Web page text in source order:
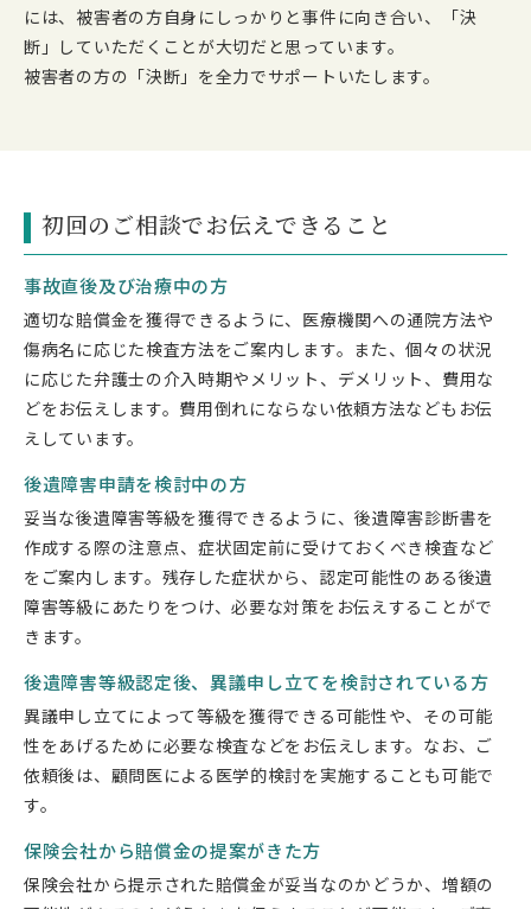
には、被害者の方自身にしっかりと事件に向き合い、「決
断」していただくことが大切だと思っています。
被害者の方の「決断」を全力でサポートいたします。
初回のご相談でお伝えできること
事故直後及び治療中の方
適切な賠償金を獲得できるように、医療機関への通院方法や
傷病名に応じた検査方法をご案内します。また、個々の状況
に応じた弁護士の介入時期やメリット、デメリット、費用な
どをお伝えします。費用倒れにならない依頼方法などもお伝
えしています。
後遺障害申請を検討中の方
妥当な後遺障害等級を獲得できるように、後遺障害診断書を
作成する際の注意点、症状固定前に受けておくべき検査など
をご案内します。残存した症状から、認定可能性のある後遺
障害等級にあたりをつけ、必要な対策をお伝えすることがで
きます。
後遺障害等級認定後、異議申し立てを検討されている方
異議申し立てによって等級を獲得できる可能性や、その可能
性をあげるために必要な検査などをお伝えします。なお、ご
依頼後は、顧問医による医学的検討を実施することも可能で
す。
保険会社から賠償金の提案がきた方
保険会社から提示された賠償金が妥当なのかどうか、増額の